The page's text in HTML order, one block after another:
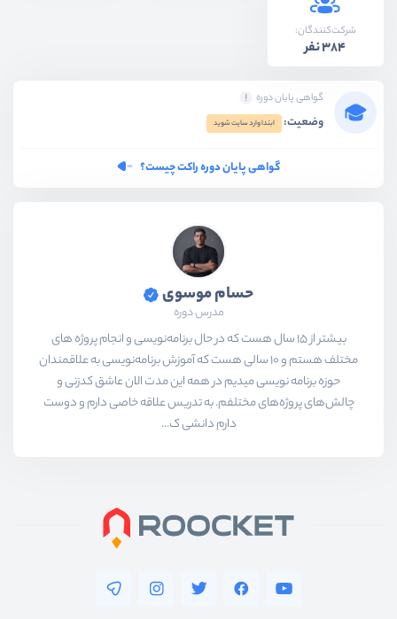
شرکت‌کنندگان:
384 نفر
گواهی پایان دوره
وضعیت: ابتدا وارد سایت شوید
گواهی پایان دوره راکت چیست؟
حسام موسوی
مدرس دوره
بیشتر از ۱۵ سال هست که در حال برنامه‌نویسی و انجام پروژه های
مختلف هستم و ۱۰ سالی هست که آموزش برنامه‌نویسی به علاقمندان
حوزه برنامه نویسی میدیم در همه این مدت الان عاشق کدزنی و
چالش‌های پروژه‌های مختلفم. به تدریس علاقه خاصی دارم و دوست
دارم دانشی ک...